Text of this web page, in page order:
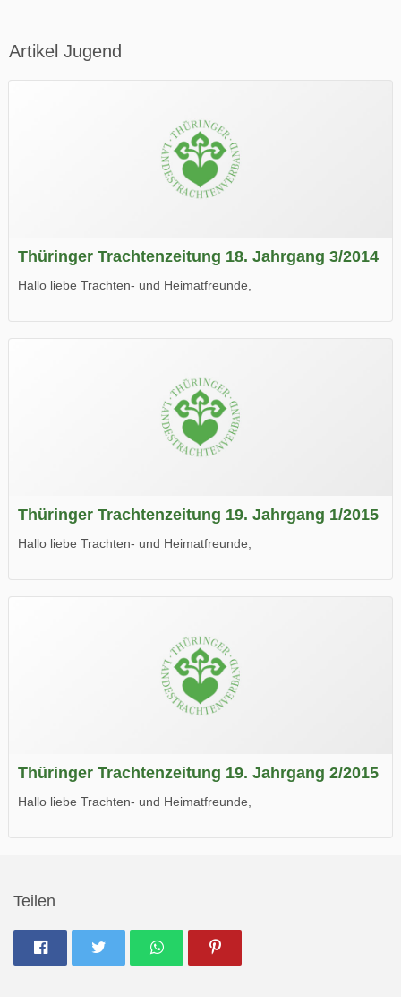
Artikel Jugend
Thüringer Trachtenzeitung 18. Jahrgang 3/2014
Hallo liebe Trachten- und Heimatfreunde,
Wir wünschen Euch viel Spaß beim Lesen.
Thüringer Trachtenzeitung 19. Jahrgang 1/2015
Hallo liebe Trachten- und Heimatfreunde,
Wir wünschen Euch viel Spaß beim Lesen.
Thüringer Trachtenzeitung 19. Jahrgang 2/2015
Hallo liebe Trachten- und Heimatfreunde,
Teilen